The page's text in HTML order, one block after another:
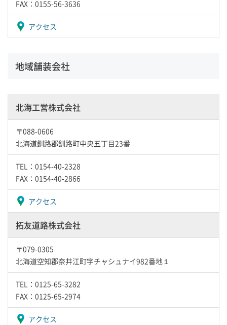
FAX：0155-56-3636
アクセス
地域舗装会社
北海工営株式会社
〒088-0606
北海道釧路郡釧路町中央五丁目23番
TEL：0154-40-2328
FAX：0154-40-2866
アクセス
拓友道路株式会社
〒079-0305
北海道空知郡奈井江町字チャシュナイ982番地１
TEL：0125-65-3282
FAX：0125-65-2974
アクセス